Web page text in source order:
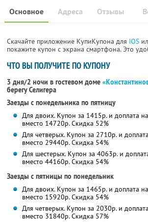
Основное Отзывы
Адреса
Скачайте приложение КупиКупона для IOS
покажите купон с экрана смартфона. Это
ЧТО ВЫ ПОЛУЧИТЕ ПО КУПОНУ
3 дня/2 ночи в гостевом доме
берегу Селигера
Заезды с понедельника по пятницу
Для двоих. Купон за 1415р. и доплата
вместо 14720р.Скидка 52%
Для четверых. Купон за 2710р. и
вместо 29440р. Скидка 54%
Для шестерых. Купон за 4063р. и
вместо 44160р. Скидка 54%
Заезды с пятницы по понедельник
Для двоих. Купон за 1465р. и доплата
вместо 15920р.Скидка 54%
Для четверых. Купон за 2030р. и
вместо 31840р. Скидка 57%